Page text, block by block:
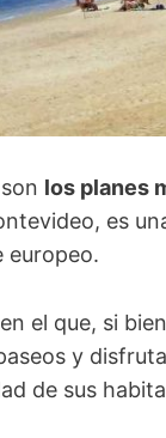
los planes
es
europeo.
el que, si bien
y
de sus